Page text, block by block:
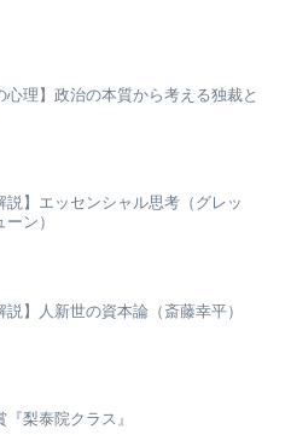
心理】政治の本質から考える独裁と
説】エッセンシャル思考（グレッ
ン）
説】人新世の資本論（斎藤幸平）
『梨泰院クラス』